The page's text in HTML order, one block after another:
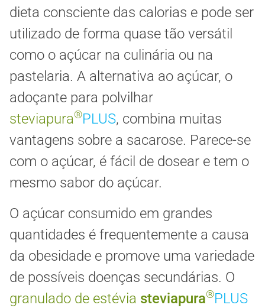
dieta consciente das calorias e pode ser
utilizado de forma quase tão versátil
como o açúcar na culinária ou na
pastelaria. A alternativa ao açúcar, o
adoçante para polvilhar
steviapura®PLUS, combina muitas
vantagens sobre a sacarose. Parece-se
com o açúcar, é fácil de dosear e tem o
mesmo sabor do açúcar.
O açúcar consumido em grandes
quantidades é frequentemente a causa
da obesidade e promove uma variedade
de possíveis doenças secundárias. O
granulado de estévia steviapura®PLUS